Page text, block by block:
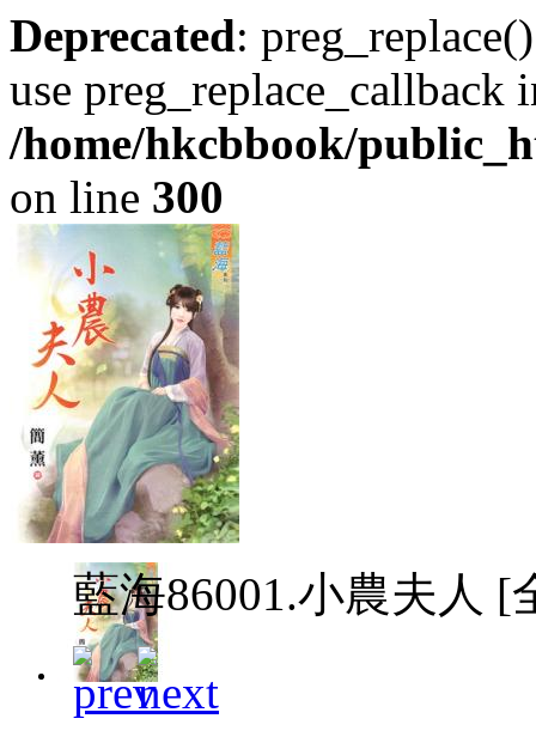
Deprecated:
use preg_replace_callback
/home/hkcbbook/
on line 300
藍海86001.小農夫人 [